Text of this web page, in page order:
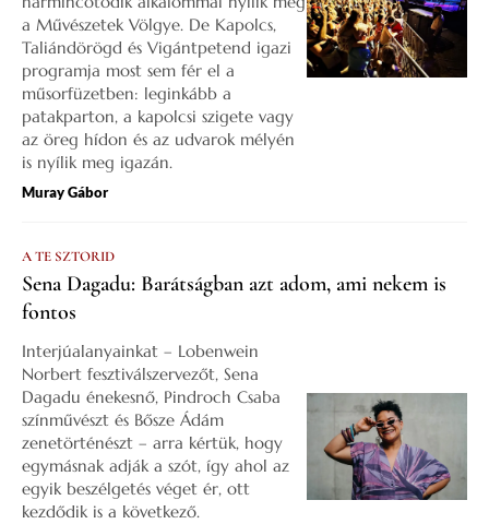
a Művészetek Völgye. De Kapolcs,
Taliándörögd és Vigántpetend igazi
programja most sem fér el a
műsorfüzetben: leginkább a
patakparton, a kapolcsi szigete vagy
az öreg hídon és az udvarok mélyén
is nyílik meg igazán.
Muray Gábor
A TE SZTORID
Sena Dagadu: Barátságban azt adom, ami nekem is
fontos
Interjúalanyainkat – Lobenwein
Norbert fesztiválszervezőt, Sena
Dagadu énekesnő, Pindroch Csaba
színművészt és Bősze Ádám
zenetörténészt – arra kértük, hogy
egymásnak adják a szót, így ahol az
egyik beszélgetés véget ér, ott
kezdődik is a következő.